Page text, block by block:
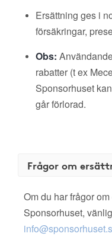
Ersättning ges i
försäkringar,
Obs:
rabatter (t ex
Sponsorhuset
går förlorad.
Frågor om
Om du har frågor
Sponsorhuset,